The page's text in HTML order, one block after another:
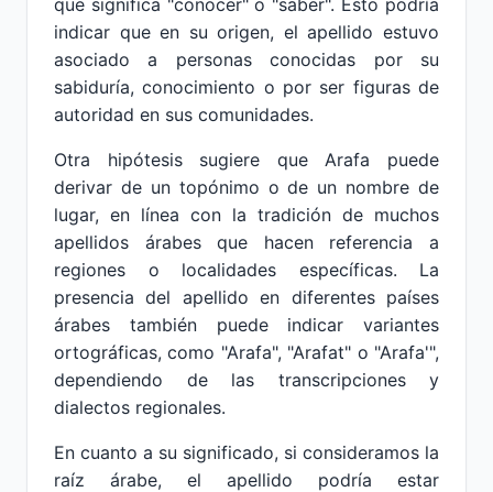
que significa "conocer" o "saber". Esto podría
indicar que en su origen, el apellido estuvo
asociado a personas conocidas por su
sabiduría, conocimiento o por ser figuras de
autoridad en sus comunidades.
Otra hipótesis sugiere que Arafa puede
derivar de un topónimo o de un nombre de
lugar, en línea con la tradición de muchos
apellidos árabes que hacen referencia a
regiones o localidades específicas. La
presencia del apellido en diferentes países
árabes también puede indicar variantes
ortográficas, como "Arafa", "Arafat" o "Arafa'",
dependiendo de las transcripciones y
dialectos regionales.
En cuanto a su significado, si consideramos la
raíz árabe, el apellido podría estar